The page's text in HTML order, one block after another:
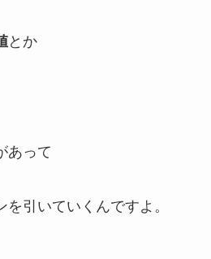
とか
あって
引いていくんですよ。